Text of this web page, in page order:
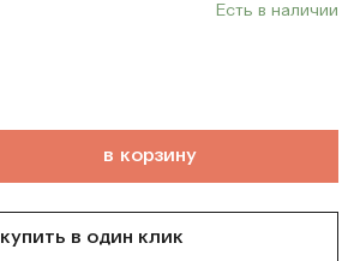
Есть в наличии
в корзину
купить в один клик